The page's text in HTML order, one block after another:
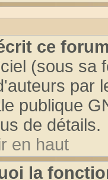
ce
(sous sa
par
publique
de détails.
en haut
la